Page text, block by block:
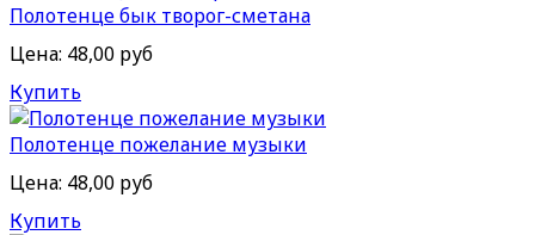
Полотенце бык творог-сметана
Цена: 48,00 руб
Купить
Полотенце пожелание музыки
Цена: 48,00 руб
Купить